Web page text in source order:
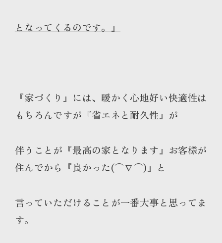
となってくるのです。』
『家づくり』には、暖かく心地好い快適性は
もちろんですが『省エネと耐久性』が
伴うことが『最高の家となります』お客様が
住んでから『良かった(⌒∇⌒)』と
言っていただけることが一番大事と思ってま
す。